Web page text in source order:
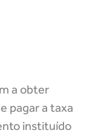
a obter
pagar a taxa
instituído